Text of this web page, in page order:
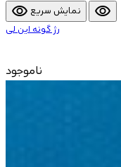
visibility نمایش سریع visibility
رژ گونه این لی
ناموجود